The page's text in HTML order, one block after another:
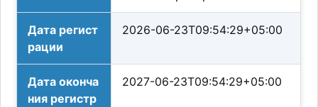
Дата регист
рации
2026-06-23T09:54:29+05:00
Дата оконча
ния регистр
2027-06-23T09:54:29+05:00